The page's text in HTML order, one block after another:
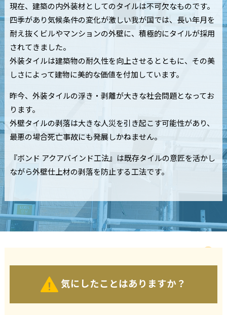
現在、建築の内外装材としてのタイルは不可欠なものです。
四季があり気候条件の変化が激しい我が国では、 長い年月を
耐え抜くビルやマンションの外壁に、 積極的にタイルが採用
されてきました。
外装タイルは建築物の耐久性を向上させるとともに、 その美
しさによって建物に美的な価値を付加しています。
昨今、外装タイルの浮き・剥離が大きな社会問題となってお
ります。
外壁タイルの剥落は大きな人災を引き起こす可能性があり、
最悪の場合死亡事故にも発展しかねません。
『ボンド アクアバインド工法』は既存タイルの意匠を活かし
ながら外壁仕上材の剥落を防止する工法です。
気にしたことはありますか？